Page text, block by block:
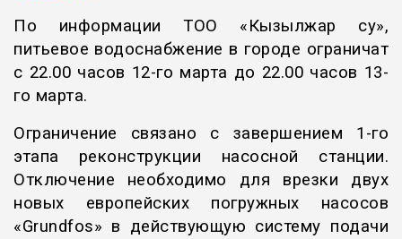
По информации ТОО «Кызылжар су»,
питьевое водоснабжение в городе ограничат
с 22.00 часов 12-го марта до 22.00 часов 13-
го марта.
Ограничение связано с завершением 1-го
этапа реконструкции насосной станции.
Отключение необходимо для врезки двух
новых европейских погружных насосов
«Grundfos» в действующую систему подачи